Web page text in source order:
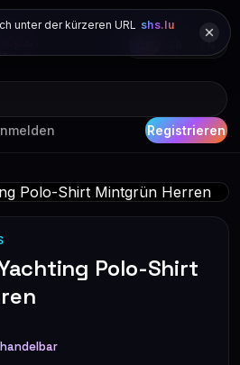
Registrieren
unter der kürzeren URL shs.lu
Polo-Shirt